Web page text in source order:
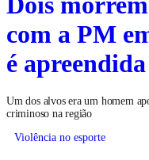
com a PM
é apreendida
Um dos alvos era um homem
criminoso na região
Violência no esporte